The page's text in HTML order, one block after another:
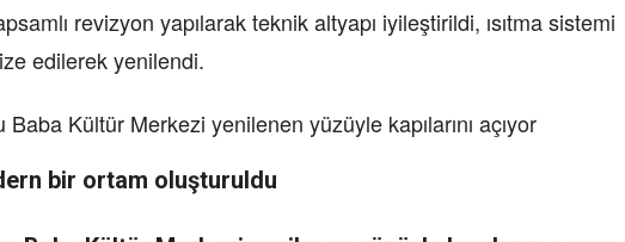
revizyon yapılarak teknik altyapı iyileştirildi, ısıtma sistemi
edilerek yenilendi.
bir ortam oluşturuldu